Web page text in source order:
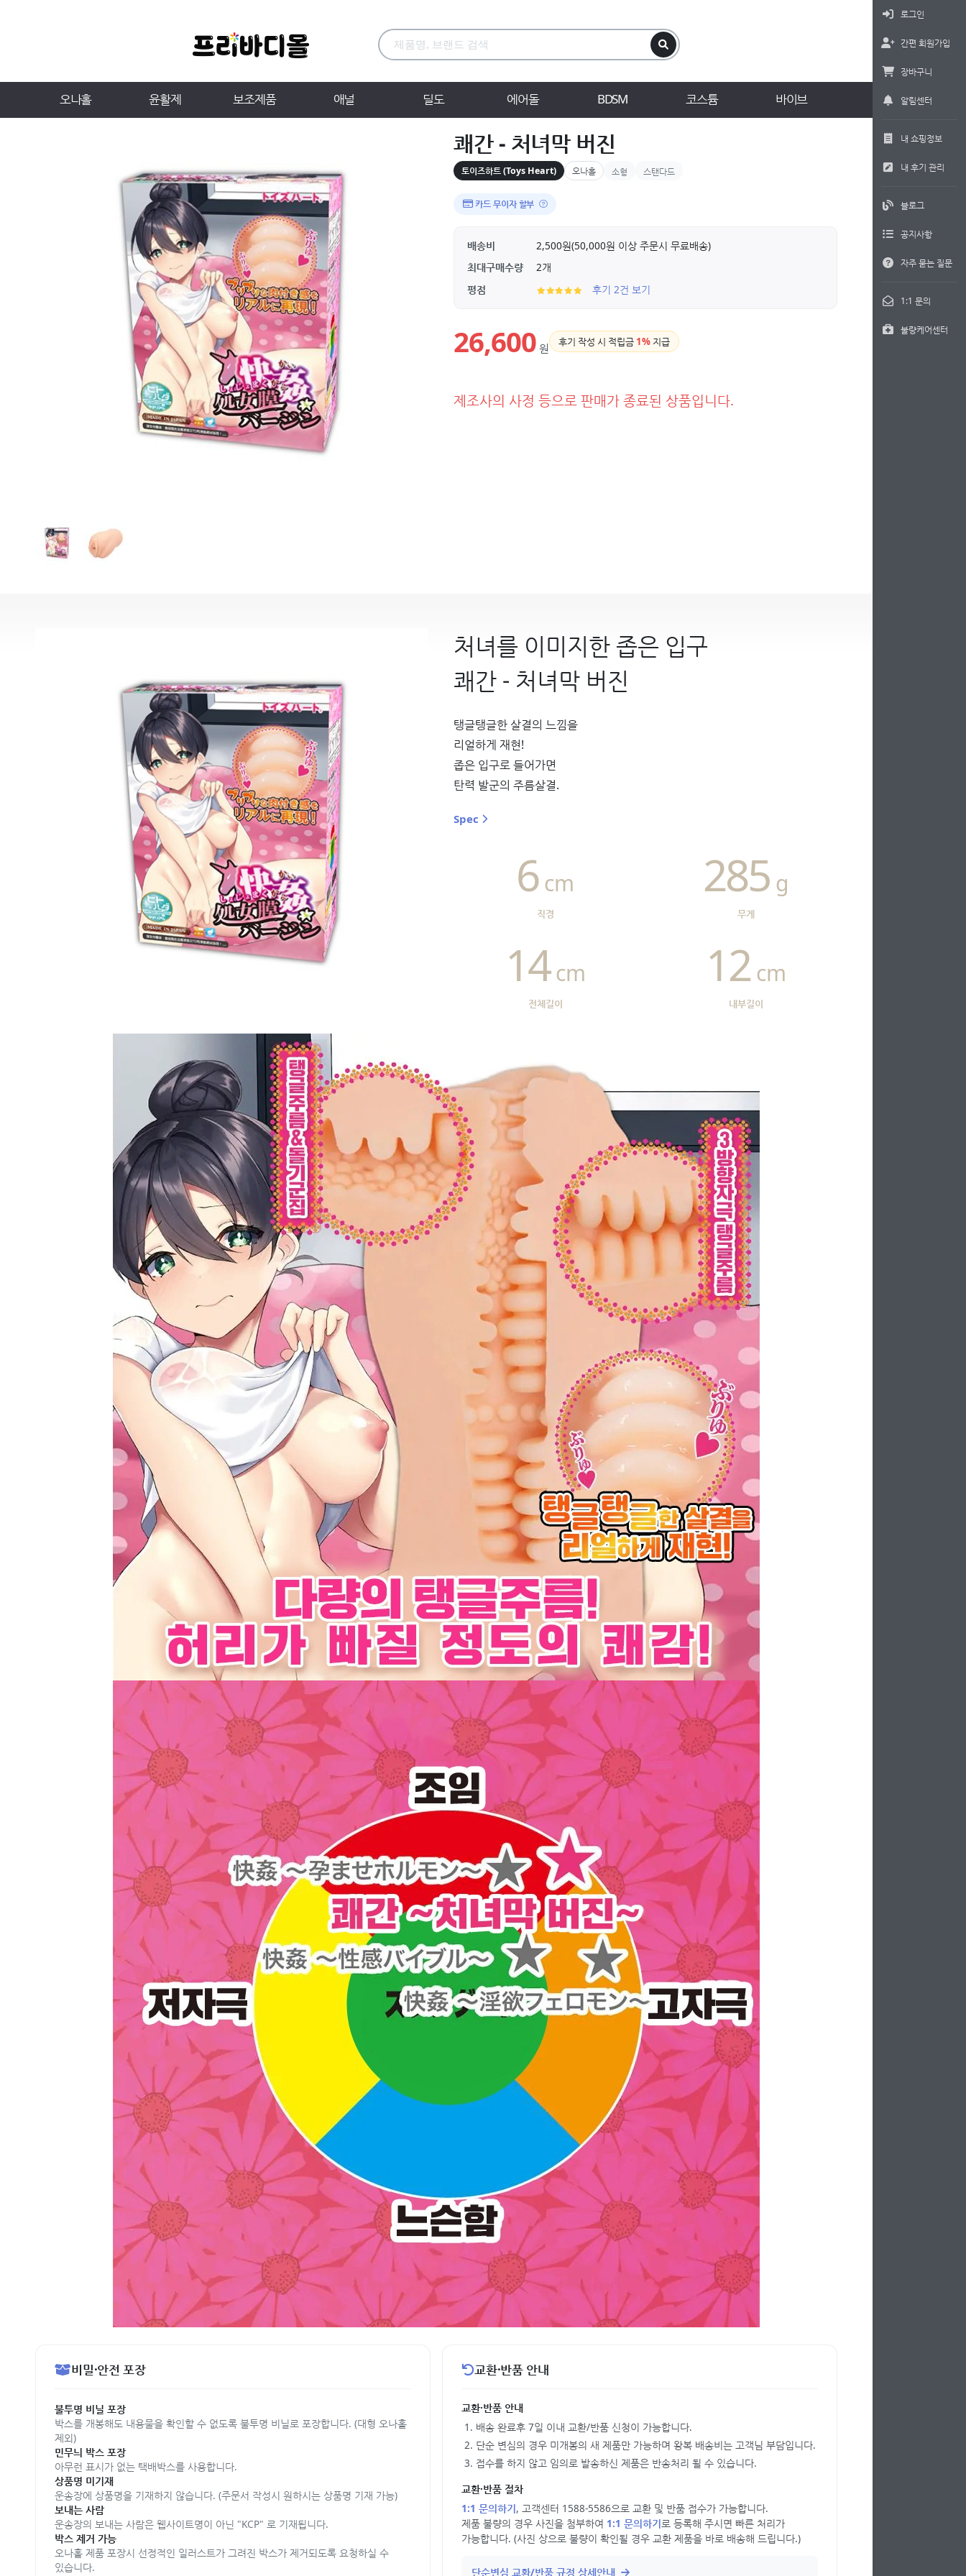
오나홀 윤활제 보조제품 애널 딜도 에어돌 BDSM 코스튬 바이브
로그인
간편 회원가입
장바구니
알림센터
내 쇼핑정보
내 후기 관리
블로그
공지사항
자주 묻는 질문
1:1 문의
불량케어센터
쾌간 - 처녀막 버진
토이즈하트 (Toys Heart) 오나홀 소형 스탠다드
카드 무이자 할부
배송비
2,500원(50,000원 이상 주문시 무료배송)
최대구매수량
2개
평점
후기 2건 보기
26,600 원 후기 작성 시 적립금 1% 지급
제조사의 사정 등으로 판매가 종료된 상품입니다.
처녀를 이미지한 좁은 입구
쾌간 - 처녀막 버진
탱글탱글한 살결의 느낌을
리얼하게 재현!
좁은 입구로 들어가면
탄력 발군의 주름살결.
Spec
직경
6 cm
무게
285 g
전체길이
14 cm
내부길이
12 cm
비밀·안전 포장
불투명 비닐 포장
박스를 개봉해도 내용물을 확인할 수 없도록 불투명 비닐로 포장합니다. (대형 오나홀
제외)
민무늬 박스 포장
아무런 표시가 없는 택배박스를 사용합니다.
상품명 미기재
운송장에 상품명을 기재하지 않습니다. (주문서 작성시 원하시는 상품명 기재 가능)
보내는 사람
운송장의 보내는 사람은 웹사이트명이 아닌 "KCP" 로 기재됩니다.
박스 제거 가능
오나홀 제품 포장시 선정적인 일러스트가 그려진 박스가 제거되도록 요청하실 수
있습니다.
교환·반품 안내
교환·반품 안내
배송 완료후 7일 이내 교환/반품 신청이 가능합니다.
단순 변심의 경우 미개봉의 새 제품만 가능하며 왕복 배송비는 고객님 부담입니다.
접수를 하지 않고 임의로 발송하신 제품은 반송처리 될 수 있습니다.
교환·반품 절차
1:1 문의하기, 고객센터 1588-5586으로 교환 및 반품 접수가 가능합니다.
제품 불량의 경우 사진을 첨부하여 1:1 문의하기로 등록해 주시면 빠른 처리가
가능합니다. (사진 상으로 불량이 확인될 경우 교환 제품을 바로 배송해 드립니다.)
단순변심 교환/반품 규정 상세안내